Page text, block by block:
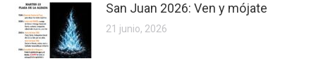
San Juan 2026: Ven y mójate
21 junio, 2026